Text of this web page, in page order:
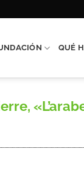
QUÉ